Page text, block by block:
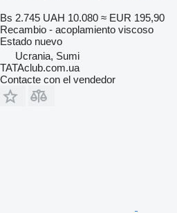
Bs 2.745 UAH 10.080 ≈ EUR 195,90
Recambio - acoplamiento viscoso
Estado nuevo
Ucrania, Sumi
TATAclub.com.ua
Contacte con el vendedor